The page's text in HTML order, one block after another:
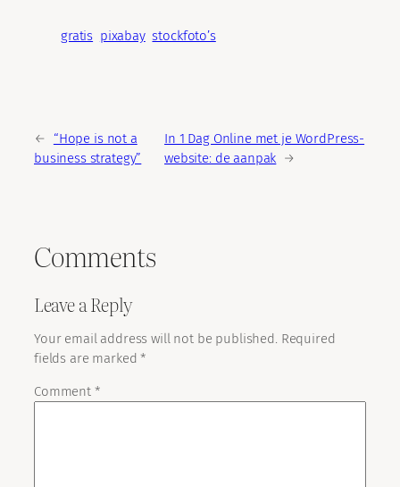
gratis pixabay stockfoto’s
←
“Hope is not a
business strategy”
In 1 Dag Online met je WordPress-
website: de aanpak →
Comments
Leave a Reply
Your email address will not be published. Required
fields are marked*
Comment *